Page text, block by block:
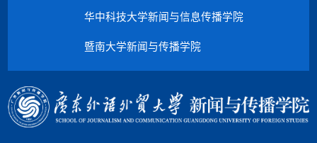
华中科技大学新闻与信息传播学院
暨南大学新闻与传播学院